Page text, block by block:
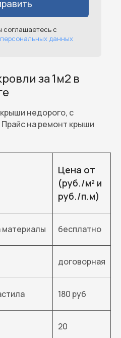
соглашаетесь с
данных
за 1м2 в
недорого, с
на ремонт крыши
Цена от
(руб./м² и
руб./п.м)
материалы бесплатно
договорная
180 руб
20